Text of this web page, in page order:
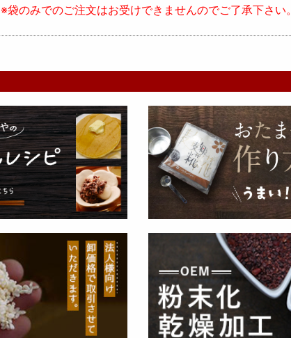
※袋のみでのご注文はお受けできませんのでご了承下さい。